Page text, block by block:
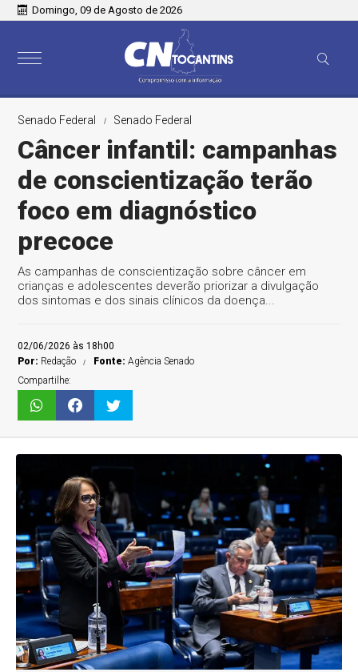
Domingo, 09 de Agosto de 2026
Senado Federal Senado Federal
Câncer infantil: campanhas
de conscientização terão
foco em diagnóstico
precoce
As campanhas de conscientização sobre câncer em
crianças e adolescentes deverão priorizar a divulgação
dos sintomas e dos sinais clínicos da doença...
02/06/2026 às 18h00
Por: Redação Fonte:Agência Senado
Compartilhe: